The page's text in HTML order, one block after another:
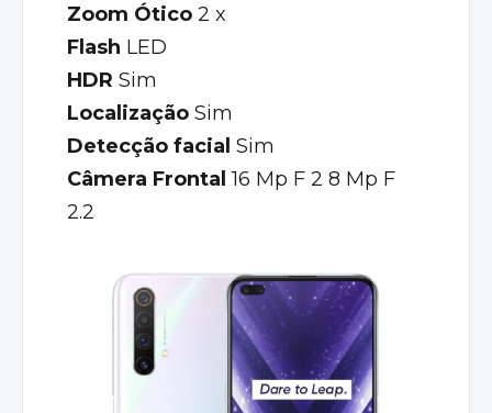
Zoom Ótico 2 x
Flash LED
HDR Sim
Localização Sim
Detecção facial Sim
Câmera Frontal 16 Mp F 2 8 Mp F
2.2